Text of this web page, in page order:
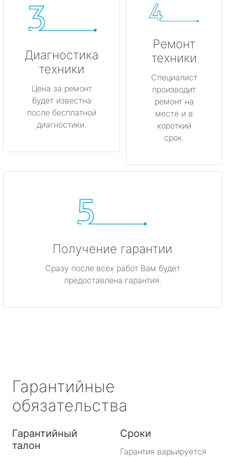
Диагностика
техники
Цена за ремонт
будет известна
после бесплатной
диагностики.
Ремонт
техники
Специалист
производит
ремонт на
месте и в
короткий
срок.
Получение гарантии
Сразу после всех работ Вам будет
предоставлена гарантия.
Гарантийные
обязательства
Гарантийный
талон
Сроки
Гарантия варьируется